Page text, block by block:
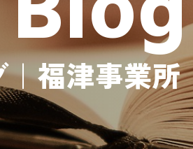
福津事業所